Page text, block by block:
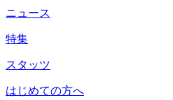
ニュース
特集
スタッツ
はじめての方へ